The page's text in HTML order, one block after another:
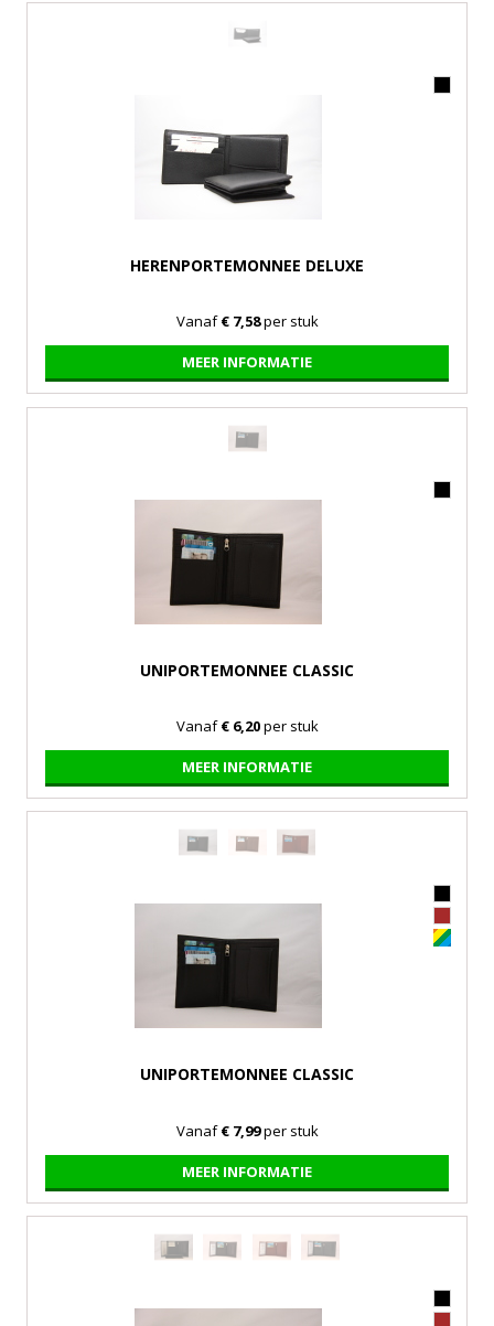
HERENPORTEMONNEE DELUXE
Vanaf€ 7,58per stuk
MEER INFORMATIE
UNIPORTEMONNEE CLASSIC
Vanaf€ 6,20per stuk
MEER INFORMATIE
UNIPORTEMONNEE CLASSIC
Vanaf€ 7,99per stuk
MEER INFORMATIE